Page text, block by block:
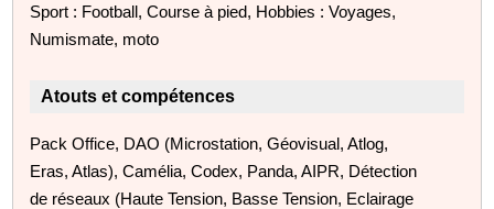
Sport : Football, Course à pied, Hobbies : Voyages,
Numismate, moto
Atouts et compétences
Pack Office, DAO (Microstation, Géovisual, Atlog,
Eras, Atlas), Camélia, Codex, Panda, AIPR, Détection
de réseaux (Haute Tension, Basse Tension, Eclairage